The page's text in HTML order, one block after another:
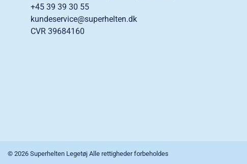
+45 39 39 30 55
kundeservice@superhelten.dk
CVR 39684160
© 2026 Superhelten Legetøj Alle rettigheder forbeholdes